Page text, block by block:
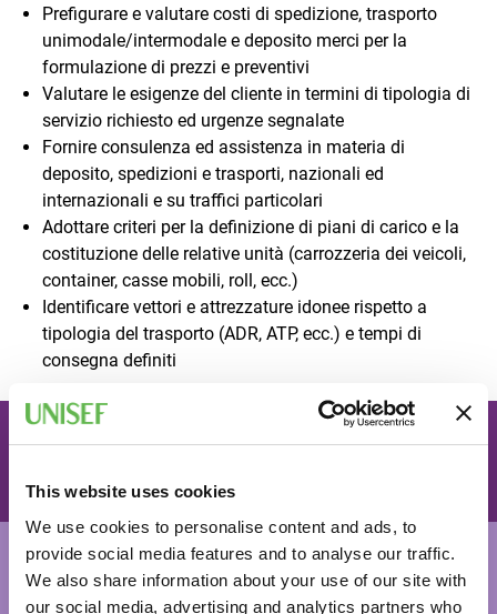
This website uses cookies
We use cookies to personalise content and ads, to
provide social media features and to analyse our traffic.
We also share information about your use of our site with
our social media, advertising and analytics partners who
Prefigurare e valutare costi di spedizione, trasporto
unimodale/intermodale e deposito merci per la
formulazione di prezzi e preventivi
Valutare le esigenze del cliente in termini di tipologia di
servizio richiesto ed urgenze segnalate
Fornire consulenza ed assistenza in materia di
deposito, spedizioni e trasporti, nazionali ed
internazionali e su traffici particolari
Adottare criteri per la definizione di piani di carico e la
costituzione delle relative unità (carrozzeria dei veicoli,
container, casse mobili, roll, ecc.)
Identificare vettori e attrezzature idonee rispetto a
tipologia del trasporto (ADR, ATP, ecc.) e tempi di
consegna definiti
COMPILA IL FORM
Requisiti per partecipare
Per partecipare è necessario essere in possesso del Patto